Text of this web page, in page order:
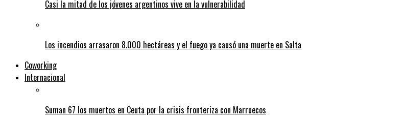
Casi la mitad de los jóvenes argentinos vive en la vulnerabilidad
Los incendios arrasaron 8.000 hectáreas y el fuego ya causó una muerte en Salta
Coworking
Internacional
Suman 67 los muertos en Ceuta por la crisis fronteriza con Marruecos